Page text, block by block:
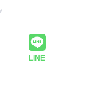
LINE